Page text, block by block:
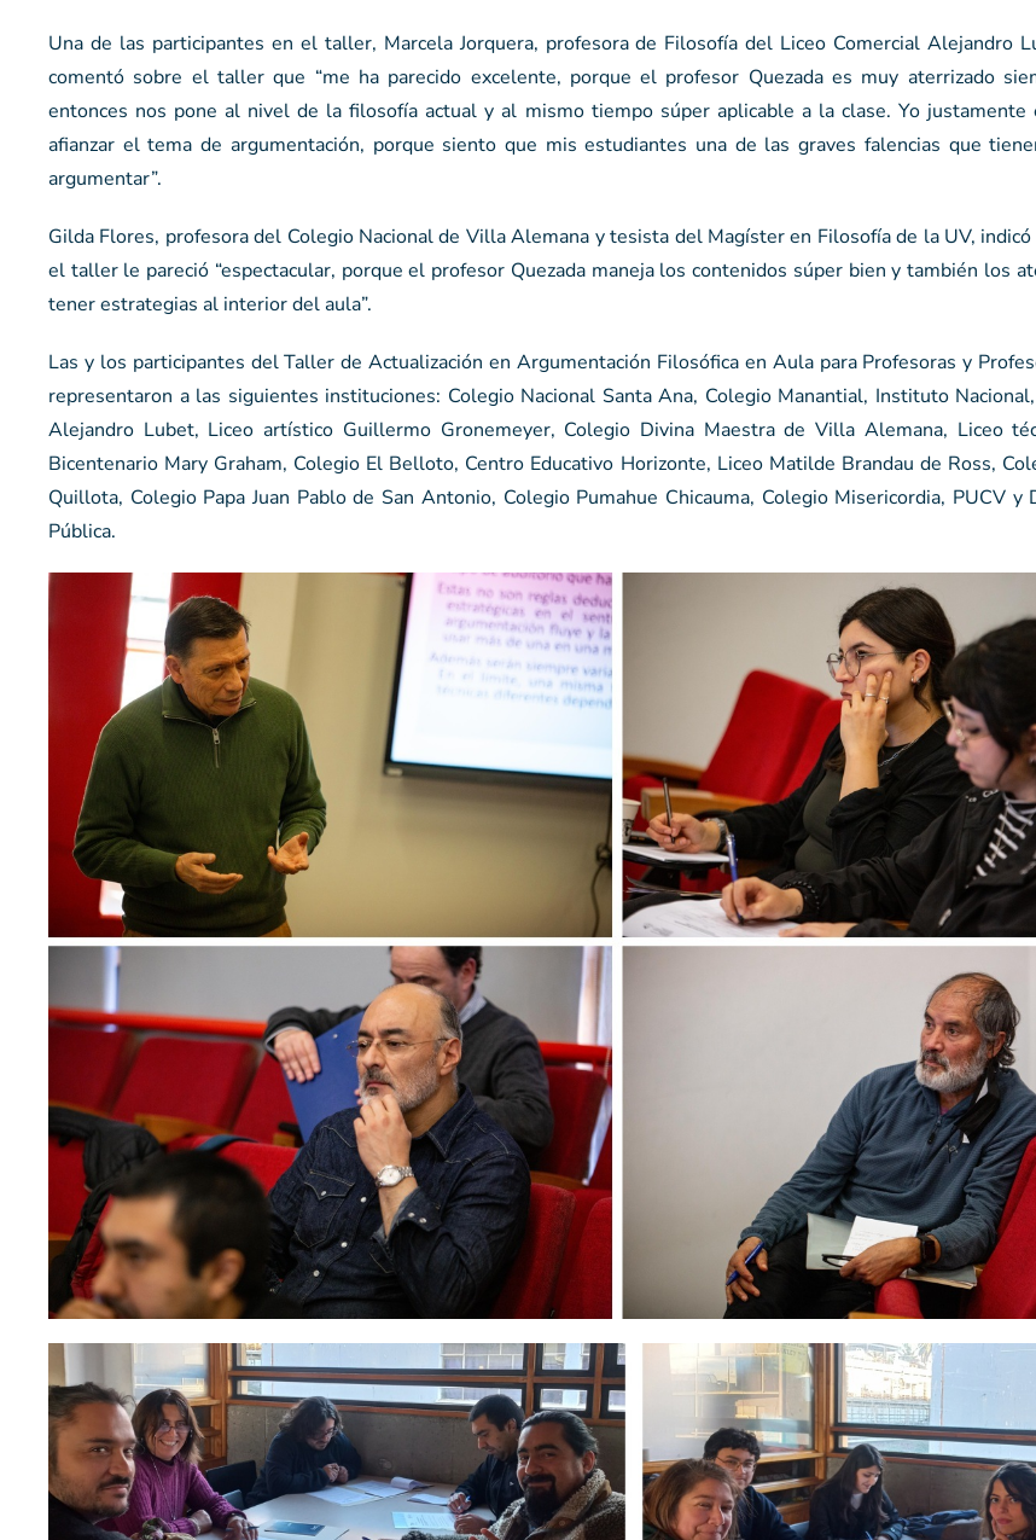
Una de las participantes en el taller, Marcela Jorquera, profesora de Filosofía del Liceo Comercial Alejandro
comentó sobre el taller que “me ha parecido excelente, porque el profesor Quezada es muy aterrizado
entonces nos pone al nivel de la filosofía actual y al mismo tiempo súper aplicable a la clase. Yo justamente
afianzar el tema de argumentación, porque siento que mis estudiantes una de las graves falencias que
argumentar”.
Gilda Flores, profesora del Colegio Nacional de Villa Alemana y tesista del Magíster en Filosofía de la UV,
el taller le pareció “espectacular, porque el profesor Quezada maneja los contenidos súper bien y también los
tener estrategias al interior del aula”.
Las y los participantes del Taller de Actualización en Argumentación Filosófica en Aula para Profesoras y
representaron a las siguientes instituciones: Colegio Nacional Santa Ana, Colegio Manantial, Instituto
Alejandro Lubet, Liceo artístico Guillermo Gronemeyer, Colegio Divina Maestra de Villa Alemana, Liceo
Bicentenario Mary Graham, Colegio El Belloto, Centro Educativo Horizonte, Liceo Matilde Brandau de Ross,
Quillota, Colegio Papa Juan Pablo de San Antonio, Colegio Pumahue Chicauma, Colegio Misericordia, PUCV y
Pública.